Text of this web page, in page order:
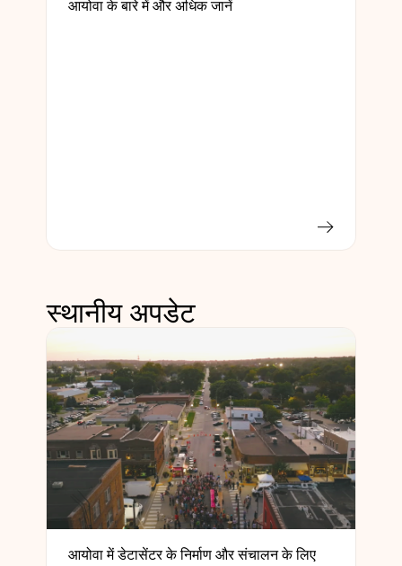
आयोवा के बारे में और अधिक जानें
स्थानीय अपडेट
आयोवा में डेटासेंटर के निर्माण और संचालन के लिए